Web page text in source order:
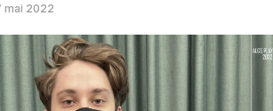
mai 2022